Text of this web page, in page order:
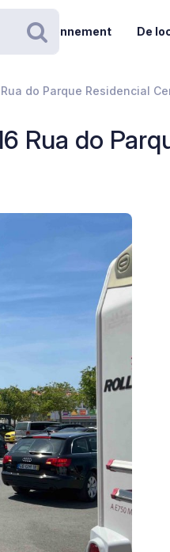
Zoeken
Abonnement De
do Parque Residencial
Rua do